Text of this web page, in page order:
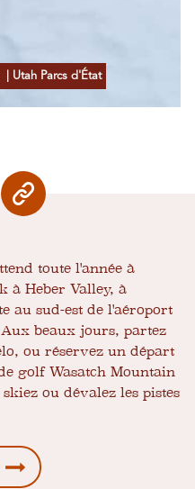
| Utah Parcs d'État
toute l'année à
à Heber Valley, à
au sud-est de l'aéroport
beaux jours, partez
ou réservez un départ
golf Wasatch Mountain
ou dévalez les pistes